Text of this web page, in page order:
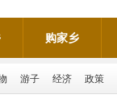
购家乡
游子 经济 政策